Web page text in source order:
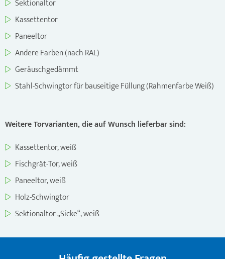
Sektionaltor
Kassettentor
Paneeltor
Andere Farben (nach RAL)
Geräuschgedämmt
Stahl-Schwingtor für bauseitige Füllung (Rahmenfarbe Weiß)
Weitere Torvarianten, die auf Wunsch lieferbar sind:
Kassettentor, weiß
Fischgrät-Tor, weiß
Paneeltor, weiß
Holz-Schwingtor
Sektionaltor „Sicke“, weiß